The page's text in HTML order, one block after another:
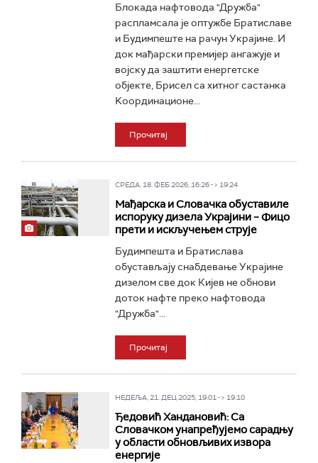
Блокада нафтовода "Дружба"
распламсала је оптужбе Братиславе
и Будимпеште на рачун Украјине. И
док мађарски премијер ангажује и
војску да заштити енергетске
објекте, Брисел са хитног састанка
Kоординационе...
Прочитај
СРЕДА, 18. ФЕБ 2026, 16:26 -> 19:24
Мађарска и Словачка обуставиле
испоруку дизела Украјини – Фицо
прети и искључењем струје
Будимпешта и Братислава
обустављају снабдевање Украјине
дизелом све док Кијев не обнови
доток нафте преко нафтовода
"Дружба"...
Прочитај
НЕДЕЉА, 21. ДЕЦ 2025, 19:01 -> 19:10
Ђедовић Хандановић: Са
Словачком унапређујемо сарадњу
у области обновљивих извора
енергије